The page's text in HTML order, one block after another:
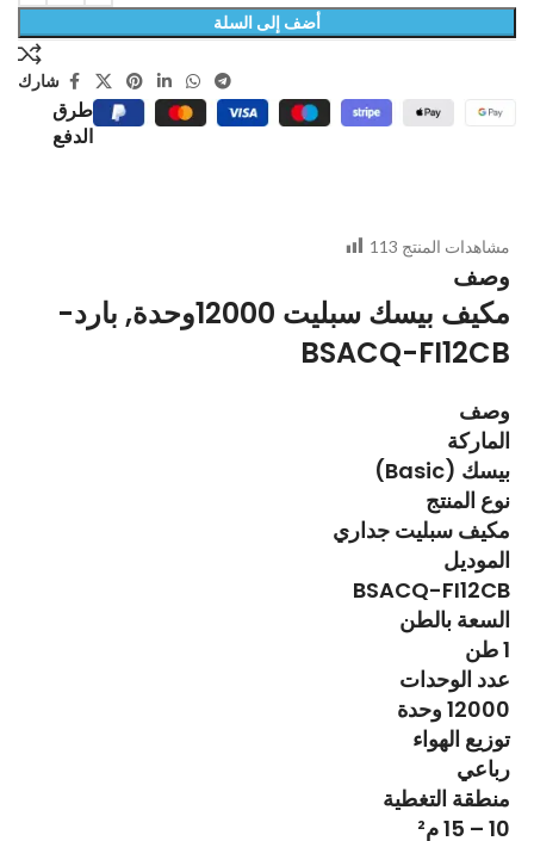
أضف إلى السلة
شارك
طرق
الدفع
مشاهدات المنتج 113
وصف
مكيف بيسك سبليت 12000وحدة, بارد-
BSACQ-FI12CB
وصف
الماركة
بيسك (Basic)
نوع المنتج
مكيف سبليت جداري
الموديل
BSACQ-FI12CB
السعة بالطن
1 طن
عدد الوحدات
12000 وحدة
توزيع الهواء
رباعي
منطقة التغطية
10 – 15 م²